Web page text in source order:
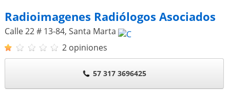
Radioimagenes Radiólogos Asociados
Calle 22 # 13-84, Santa Marta
2 opiniones
57 317 3696425